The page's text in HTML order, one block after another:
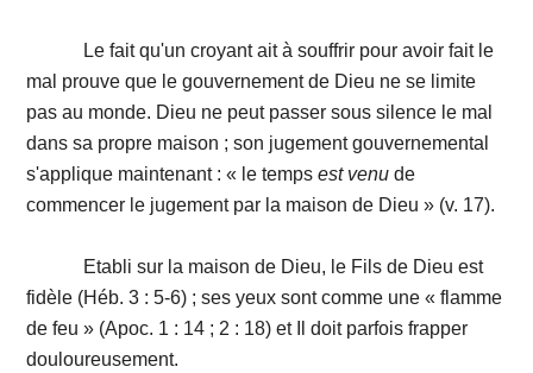
Le fait qu'un croyant ait à souffrir pour avoir fait le
mal prouve que le gouvernement de Dieu ne se limite
pas au monde. Dieu ne peut passer sous silence le mal
dans sa propre maison ; son jugement gouvernemental
s'applique maintenant : « le tempsest venu de
commencer le jugement par la maison de Dieu » (v. 17).
Etabli sur la maison de Dieu, le Fils de Dieu est
fidèle (Héb. 3 : 5-6) ; ses yeux sont comme une « flamme
de feu » (Apoc. 1 : 14 ; 2 : 18) et Il doit parfois frapper
douloureusement.